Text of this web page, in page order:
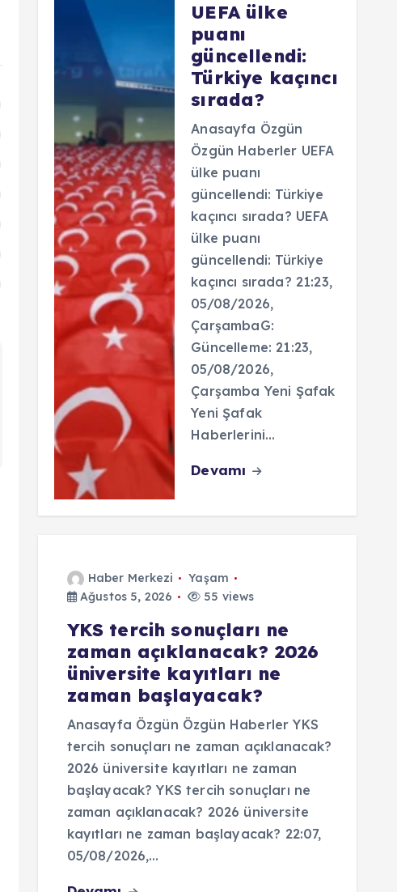
UEFA ülke
puanı
güncellendi:
Türkiye kaçıncı
sırada?
Anasayfa Özgün
Özgün Haberler UEFA
ülke puanı
güncellendi: Türkiye
kaçıncı sırada? UEFA
ülke puanı
güncellendi: Türkiye
kaçıncı sırada? 21:23,
05/08/2026,
ÇarşambaG:
Güncelleme: 21:23,
05/08/2026,
Çarşamba Yeni Şafak
Yeni Şafak
Haberlerini…
Devamı
Haber Merkezi
Yaşam
Ağustos 5, 2026
55 views
YKS tercih sonuçları ne
zaman açıklanacak? 2026
üniversite kayıtları ne
zaman başlayacak?
Anasayfa Özgün Özgün Haberler YKS
tercih sonuçları ne zaman açıklanacak?
2026 üniversite kayıtları ne zaman
başlayacak? YKS tercih sonuçları ne
zaman açıklanacak? 2026 üniversite
kayıtları ne zaman başlayacak? 22:07,
05/08/2026,…